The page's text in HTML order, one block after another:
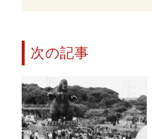
次の記事